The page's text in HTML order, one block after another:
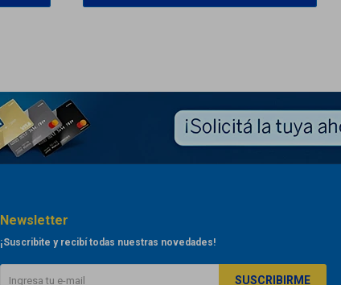
Newsletter
¡Suscribite y recibí todas nuestras novedades!
SUSCRIBIRME